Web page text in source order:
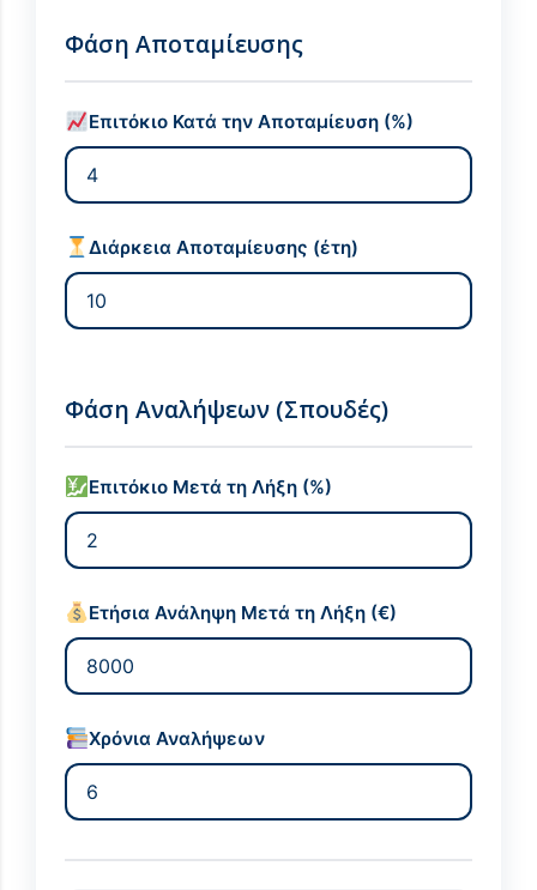
Φάση Αποταμίευσης
Επιτόκιο Κατά την Αποταμίευση (%)
Διάρκεια Αποταμίευσης (έτη)
Φάση Αναλήψεων (Σπουδές)
Επιτόκιο Μετά τη Λήξη (%)
Ετήσια Ανάληψη Μετά τη Λήξη (€)
Χρόνια Αναλήψεων